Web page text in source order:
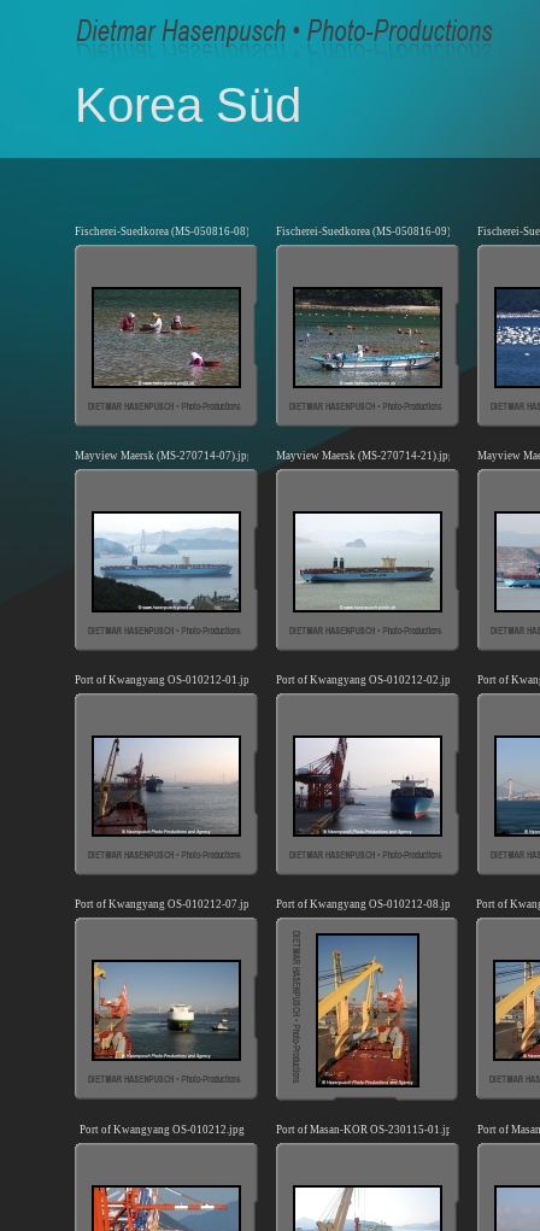
Korea Süd
Fischerei-Suedkorea (MS-050816-08).jpg Fischerei-Suedkorea (MS-050816-09).jpg Fischerei-
Mayview Maersk (MS-270714-07).jpg Mayview Maersk (MS-270714-21).jpg Mayview
Port of Kwangyang OS-010212-01.jpg Port of Kwangyang OS-010212-02.jpg Port of
Port of Kwangyang OS-010212-07.jpg Port of Kwangyang OS-010212-08.jpg Port of
Port of Kwangyang OS-010212.jpg Port of Masan-KOR OS-230115-01.jpg Port of